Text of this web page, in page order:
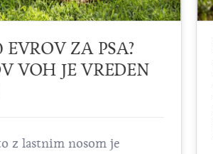
ZA PSA?
VOH JE VREDEN
z lastnim nosom je